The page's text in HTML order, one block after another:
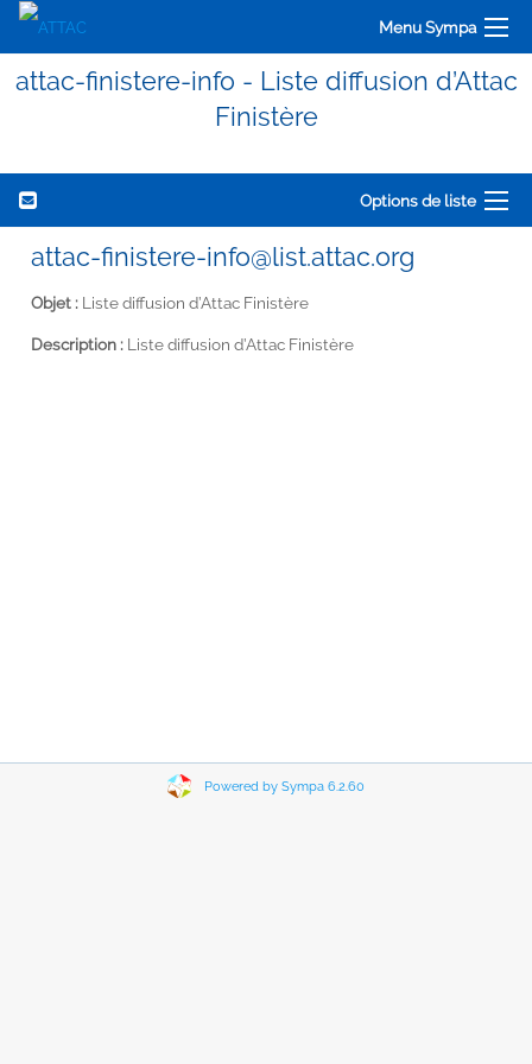
Menu Sympa
attac-finistere-info - Liste diffusion d’Attac
Finistère
Options de liste
attac-finistere-info@list.attac.org
Objet : Liste diffusion d’Attac Finistère
Description : Liste diffusion d’Attac Finistère
Powered by Sympa 6.2.60